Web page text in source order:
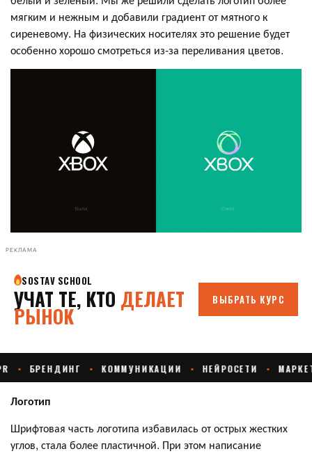
мягким и нежным и добавили градиент от мятного к
сиреневому. На физических носителях это решение будет
особенно хорошо смотреться из-за переливания цветов.
РЕКЛАМА
Логотип
Шрифтовая часть логотипа избавилась от острых жестких
углов, стала более пластичной. При этом написание